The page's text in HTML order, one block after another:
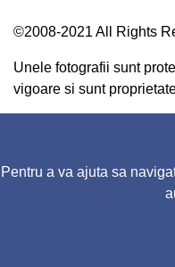
Pentru a va ajuta sa
©2008-2021 All Rights
Unele fotografii sunt
vigoare si sunt